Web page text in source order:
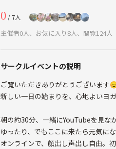
0 / 7人
主催者0人、お気に入り8人、閲覧124人
サークルイベントの説明
ご覧いただきありがとうございます
新しい一日の始まりを、心地よいヨ
朝の約30分、一緒にYouTubeを見な
ゆったり、でもここに来たら元気に
オンラインで、顔出し声出し自由。